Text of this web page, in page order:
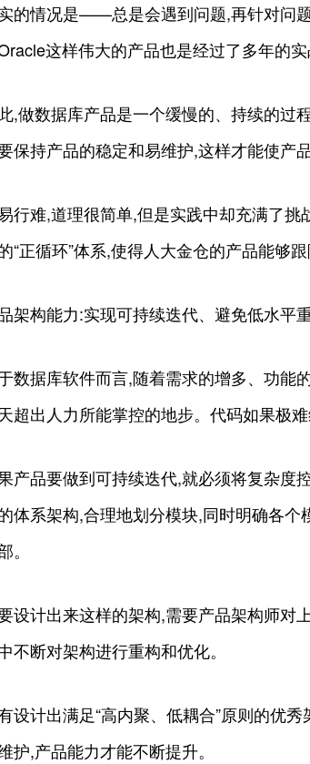
的情况是——总是会遇到问题,再针对问
这样伟大的产品也是经过了多年的实
,做数据库产品是一个缓慢的、持续的过
保持产品的稳定和易维护,这样才能使产
行难,道理很简单,但是实践中却充满了
“正循环”体系,使得人大金仓的产品能够
架构能力:实现可持续迭代、避免低水平
数据库软件而言,随着需求的增多、功能
超出人力所能掌控的地步。代码如果极
产品要做到可持续迭代,就必须将复杂度
体系架构,合理地划分模块,同时明确各
。
设计出来这样的架构,需要产品架构师对
不断对架构进行重构和优化。
设计出满足“高内聚、低耦合”原则的优
护,产品能力才能不断提升。